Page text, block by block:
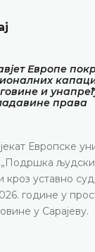
Европе
и
права
Европске
кроз уставно
године у
у Сарајеву.